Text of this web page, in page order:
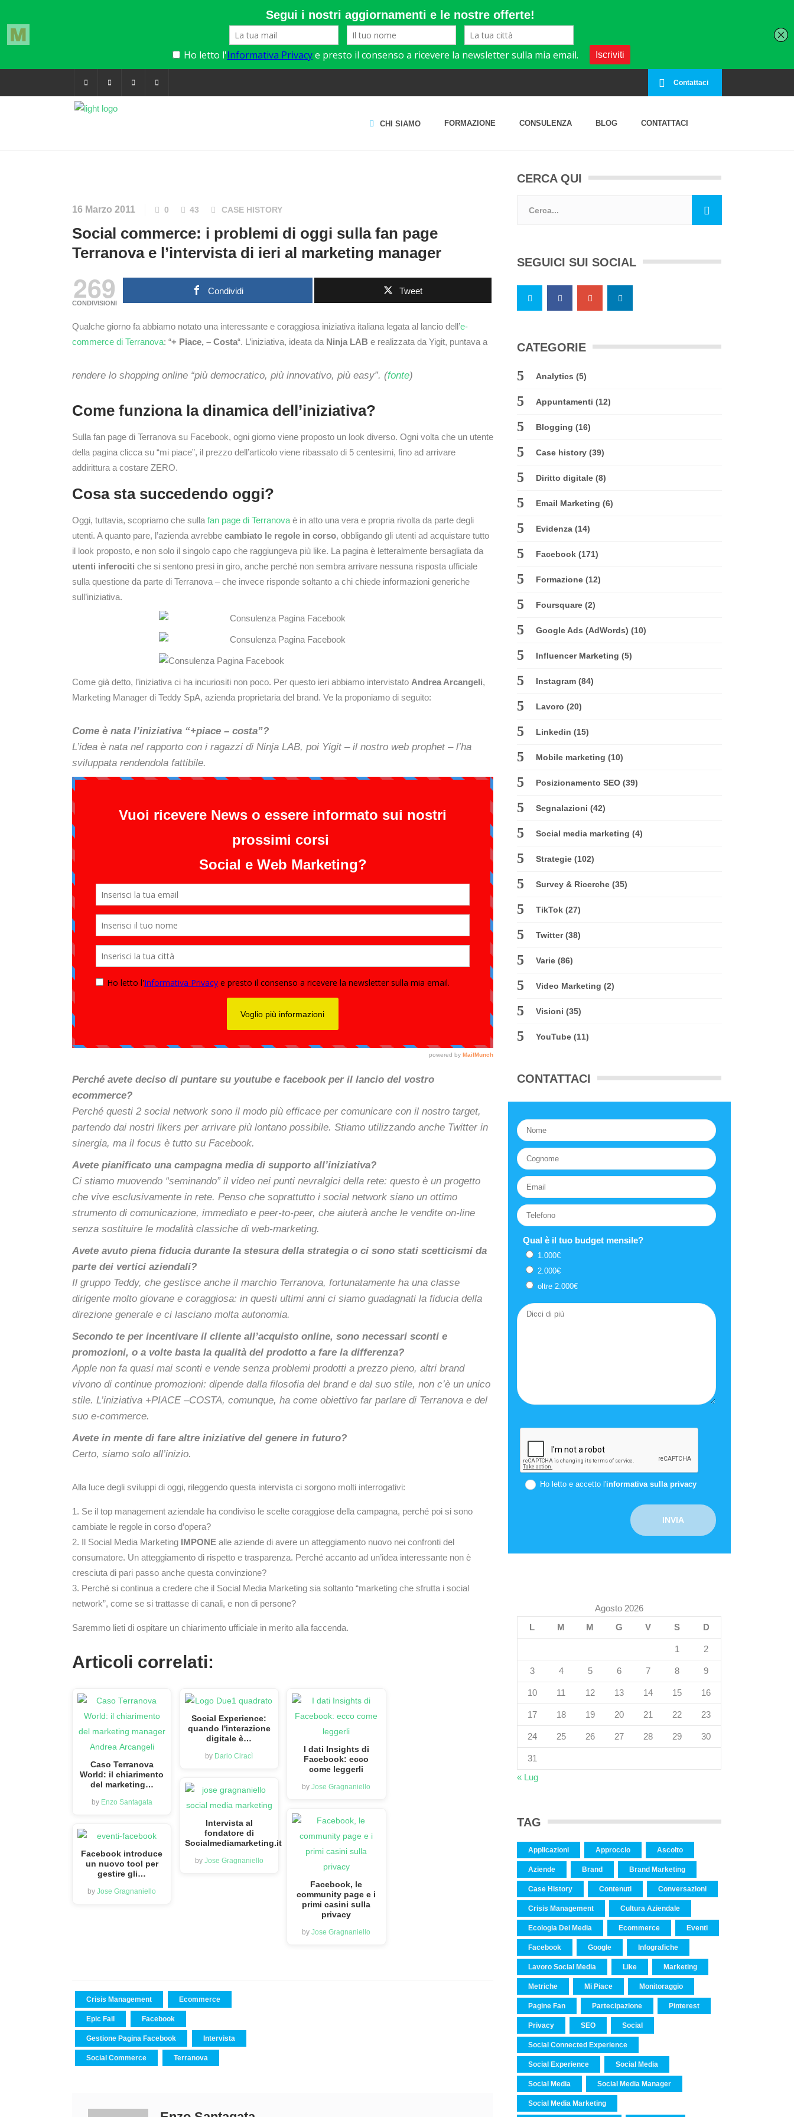
Contattaci
CHI SIAMO FORMAZIONE CONSULENZA BLOG CONTATTACI
16 Marzo 2011 0 43 CASE HISTORY
Social commerce: i problemi di oggi sulla fan page
Terranova e l’intervista di ieri al marketing manager
269
CONDIVISIONI
Condividi Tweet
Qualche giorno fa abbiamo notato una interessante e coraggiosa iniziativa italiana legata al lancio dell’e-
commerce di Terranova: “+ Piace, – Costa“. L’iniziativa, ideata da Ninja LAB e realizzata da Yigit, puntava a
rendere lo shopping online “più democratico, più innovativo, più easy”. (fonte)
Come funziona la dinamica dell’iniziativa?
Sulla fan page di Terranova su Facebook, ogni giorno viene proposto un look diverso. Ogni volta che un utente
della pagina clicca su “mi piace”, il prezzo dell’articolo viene ribassato di 5 centesimi, fino ad arrivare
addirittura a costare ZERO.
Cosa sta succedendo oggi?
Oggi, tuttavia, scopriamo che sulla fan page di Terranova è in atto una vera e propria rivolta da parte degli
utenti. A quanto pare, l’azienda avrebbe cambiato le regole in corso, obbligando gli utenti ad acquistare tutto
il look proposto, e non solo il singolo capo che raggiungeva più like. La pagina è letteralmente bersagliata da
utenti inferociti che si sentono presi in giro, anche perché non sembra arrivare nessuna risposta ufficiale
sulla questione da parte di Terranova – che invece risponde soltanto a chi chiede informazioni generiche
sull’iniziativa.
Come già detto, l’iniziativa ci ha incuriositi non poco. Per questo ieri abbiamo intervistato Andrea Arcangeli,
Marketing Manager di Teddy SpA, azienda proprietaria del brand. Ve la proponiamo di seguito:
Come è nata l’iniziativa “+piace – costa”?
L’idea è nata nel rapporto con i ragazzi di Ninja LAB, poi Yigit – il nostro web prophet – l’ha
sviluppata rendendola fattibile.
Perché avete deciso di puntare su youtube e facebook per il lancio del vostro
ecommerce?
Perché questi 2 social network sono il modo più efficace per comunicare con il nostro target,
partendo dai nostri likers per arrivare più lontano possibile. Stiamo utilizzando anche Twitter in
sinergia, ma il focus è tutto su Facebook.
Avete pianificato una campagna media di supporto all’iniziativa?
Ci stiamo muovendo “seminando” il video nei punti nevralgici della rete: questo è un progetto
che vive esclusivamente in rete. Penso che soprattutto i social network siano un ottimo
strumento di comunicazione, immediato e peer-to-peer, che aiuterà anche le vendite on-line
senza sostituire le modalità classiche di web-marketing.
Avete avuto piena fiducia durante la stesura della strategia o ci sono stati scetticismi da
parte dei vertici aziendali?
Il gruppo Teddy, che gestisce anche il marchio Terranova, fortunatamente ha una classe
dirigente molto giovane e coraggiosa: in questi ultimi anni ci siamo guadagnati la fiducia della
direzione generale e ci lasciano molta autonomia.
Secondo te per incentivare il cliente all’acquisto online, sono necessari sconti e
promozioni, o a volte basta la qualità del prodotto a fare la differenza?
Apple non fa quasi mai sconti e vende senza problemi prodotti a prezzo pieno, altri brand
vivono di continue promozioni: dipende dalla filosofia del brand e dal suo stile, non c’è un unico
stile. L’iniziativa +PIACE –COSTA, comunque, ha come obiettivo far parlare di Terranova e del
suo e-commerce.
Avete in mente di fare altre iniziative del genere in futuro?
Certo, siamo solo all’inizio.
Alla luce degli sviluppi di oggi, rileggendo questa intervista ci sorgono molti interrogativi:
Se il top management aziendale ha condiviso le scelte coraggiose della campagna, perché poi si sono
cambiate le regole in corso d’opera?
Il Social Media Marketing IMPONE alle aziende di avere un atteggiamento nuovo nei confronti del
consumatore. Un atteggiamento di rispetto e trasparenza. Perché accanto ad un’idea interessante non è
cresciuta di pari passo anche questa convinzione?
Perché si continua a credere che il Social Media Marketing sia soltanto “marketing che sfrutta i social
network”, come se si trattasse di canali, e non di persone?
Saremmo lieti di ospitare un chiarimento ufficiale in merito alla faccenda.
Articoli correlati:
Caso Terranova
World: il chiarimento
del marketing…
by Enzo Santagata
Facebook introduce
un nuovo tool per
gestire gli…
byJose Gragnaniello
Social Experience:
quando l'interazione
digitale è…
by Dario Ciracì
Intervista al
fondatore di
Socialmediamarketing.it
by Jose Gragnaniello
I dati Insights di
Facebook: ecco
come leggerli
byJose Gragnaniello
Facebook, le
community page e i
primi casini sulla
privacy
byJose Gragnaniello
Crisis Management Ecommerce
Epic Fail Facebook
Gestione Pagina Facebook Intervista
Social Commerce Terranova
CERCA QUI
SEGUICI SUI SOCIAL
CATEGORIE
Analytics (5)
Appuntamenti (12)
Blogging (16)
Case history (39)
Diritto digitale (8)
Email Marketing (6)
Evidenza (14)
Facebook (171)
Formazione (12)
Foursquare (2)
Google Ads (AdWords) (10)
Influencer Marketing (5)
Instagram (84)
Lavoro (20)
Linkedin (15)
Mobile marketing (10)
Posizionamento SEO (39)
Segnalazioni (42)
Social media marketing (4)
Strategie (102)
Survey & Ricerche (35)
TikTok (27)
Twitter(38)
Varie (86)
Video Marketing (2)
Visioni (35)
YouTube (11)
CONTATTACI
Qual è il tuo budget mensile?
1.000€
2.000€
oltre 2.000€
Ho letto e accetto l'informativa sulla privacy
Agosto 2026
L
M M G V S D
1 2
3 4 5 6 7 8 9
10 11 12 13 14 15 16
17 18 19 20 21 22 23
24 25 26 27 28 29 30
31
« Lug
TAG
Applicazioni Approccio Ascolto
Aziende Brand Brand Marketing
Case History Contenuti Conversazioni
Crisis Management Cultura Aziendale
Ecologia Dei Media Ecommerce Eventi
Facebook Google Infografiche
Lavoro Social Media Like Marketing
Metriche Mi Piace Monitoraggio
Pagine Fan Partecipazione Pinterest
Privacy SEO Social
Social Connected Experience
Social Experience Social Media
Social Media Social Media Manager
Social Media Marketing